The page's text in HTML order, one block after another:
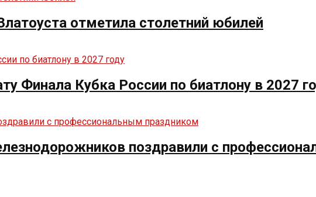
отметила столетний юбилей
Финала Кубка России по биатлону в 2027
поздравили с